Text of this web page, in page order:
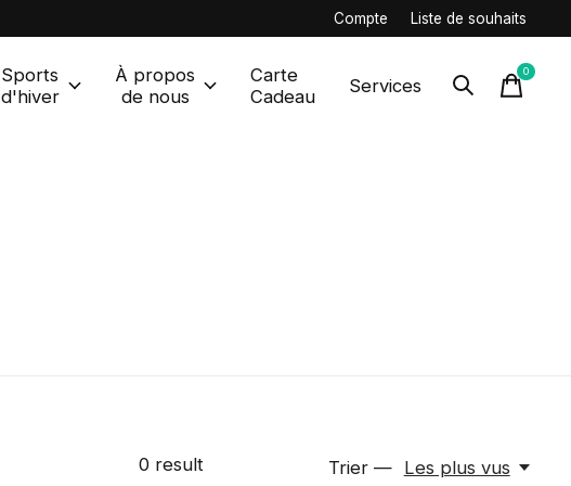
Compte Liste de souhaits
Sports
d'hiver
À propos
de nous
Carte
Cadeau
Services
0items
0result Trier — Les plus vus